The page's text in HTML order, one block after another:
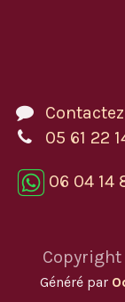
05 61 22
06 04 14
Généré par